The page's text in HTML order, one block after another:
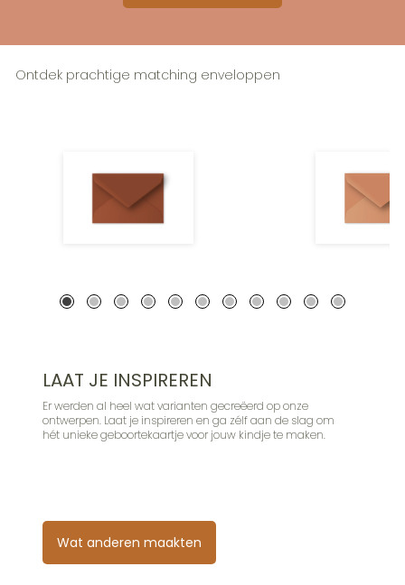
Ontdek prachtige matching enveloppen
Reebruin • A6 postkaart Leembruin • A6
LAAT JE INSPIREREN
Er werden al heel wat varianten gecreëerd op onze
ontwerpen. Laat je inspireren en ga zélf aan de slag om
hét unieke geboortekaartje voor jouw kindje te maken.
Wat anderen maakten